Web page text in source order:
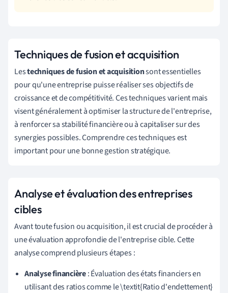
Techniques de fusion et acquisition
Lestechniques de fusion et acquisitionsont essentielles
pour qu'une entreprise puisse réaliser ses objectifs de
croissance et de compétitivité. Ces techniques varient mais
visent généralement à optimiser la structure de l'entreprise,
à renforcer sa stabilité financière ou à capitaliser sur des
synergies possibles. Comprendre ces techniques est
important pour une bonne gestion stratégique.
Analyse et évaluation des entreprises
cibles
Avant toute fusion ou acquisition, il est crucial de procéder à
une évaluation approfondie de l'entreprise cible. Cette
analyse comprend plusieurs étapes :
Analyse financière: Évaluation des états financiers en
utilisant des ratios comme le \textit{Ratio d'endettement}